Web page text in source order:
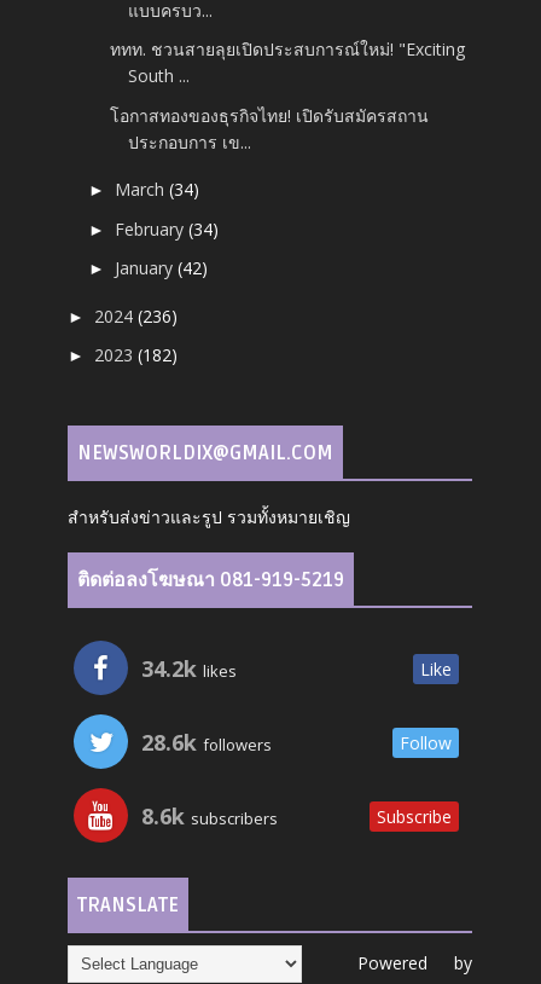
แบบครบว...
ททท. ชวนสายลุยเปิดประสบการณ์ใหม่! "Exciting
South ...
โอกาสทองของธุรกิจไทย! เปิดรับสมัครสถาน
ประกอบการ เข...
► March(34)
► February(34)
► January(42)
► 2024(236)
► 2023(182)
NEWSWORLDIX@GMAIL.COM
สำหรับส่งข่าวและรูป รวมทั้งหมายเชิญ
ติดต่อลงโฆษณา 081-919-5219
34.2k likes Like
28.6k followers Follow
8.6k subscribers Subscribe
TRANSLATE
Powered by